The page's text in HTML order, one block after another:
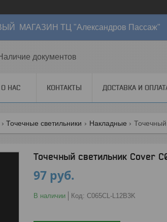
МАГАЗИН ТЦ "Александров Пассаж"
документов
О НАС КОНТАКТЫ ДОСТАВКА И
Точечные светильники Накладные
Точечный светильник Cover
97 руб.
В наличии Код: C065CL-L12B3K